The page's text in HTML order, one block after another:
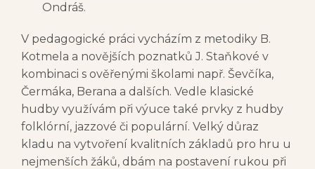
Ondráš.
V pedagogické práci vycházím z metodiky B.
Kotmela a novějších poznatků J. Staňkové v
kombinaci s ověřenými školami např. Ševčíka,
Čermáka, Berana a dalších. Vedle klasické
hudby využívám při výuce také prvky z hudby
folklórní, jazzové či populární. Velký důraz
kladu na vytvoření kvalitních základů pro hru u
nejmenších žáků, dbám na postavení rukou při